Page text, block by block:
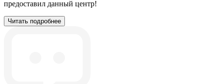
предоставил данный центр!
Читать подробнее